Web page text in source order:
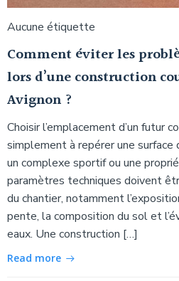
Aucune étiquette
Comment éviter les
lors d’une construction
Avignon ?
Choisir l’emplacement d’un futur
simplement à repérer une surface
un complexe sportif ou une
paramètres techniques doivent
du chantier, notamment
pente, la composition du sol et
eaux. Une construction […]
Read more